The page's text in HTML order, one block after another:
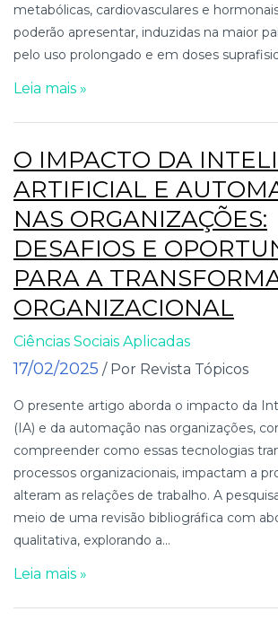
metabólicas, cardiovasculares e
poderão apresentar, induzidas na maior
pelo uso prolongado e em doses
Leia mais »
O IMPACTO DA
ARTIFICIAL E
NAS ORGANIZAÇÕES:
DESAFIOS E
PARA A
ORGANIZACIONAL
Ciências Sociais Aplicadas
17/02/2025 / Por Revista Tópicos
O presente artigo aborda o impacto da
(IA) e da automação nas organizações,
compreender como essas tecnologias
processos organizacionais, impactam a
alteram as relações de trabalho. A
meio de uma revisão bibliográfica com
qualitativa, explorando a...
Leia mais »